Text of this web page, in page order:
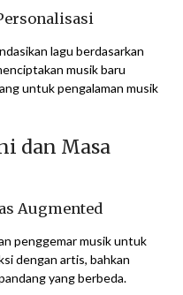
lagu berdasarkan
musik baru
untuk pengalaman musik
dan Masa
Augmented
penggemar musik untuk
dengan artis, bahkan
yang berbeda.